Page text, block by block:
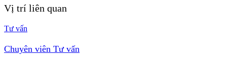
Vị trí liên quan
Tư vấn
Chuyên viên Tư vấn